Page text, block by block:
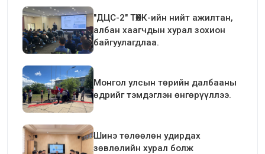
"ДЦС-2" ТӨХК-ийн нийт ажилтан,
албан хаагчдын хурал зохион
байгуулагдлаа.
Монгол улсын төрийн далбааны
өдрийг тэмдэглэн өнгөрүүллээ.
Шинэ төлөөлөн удирдах
зөвлөлийн хурал болж